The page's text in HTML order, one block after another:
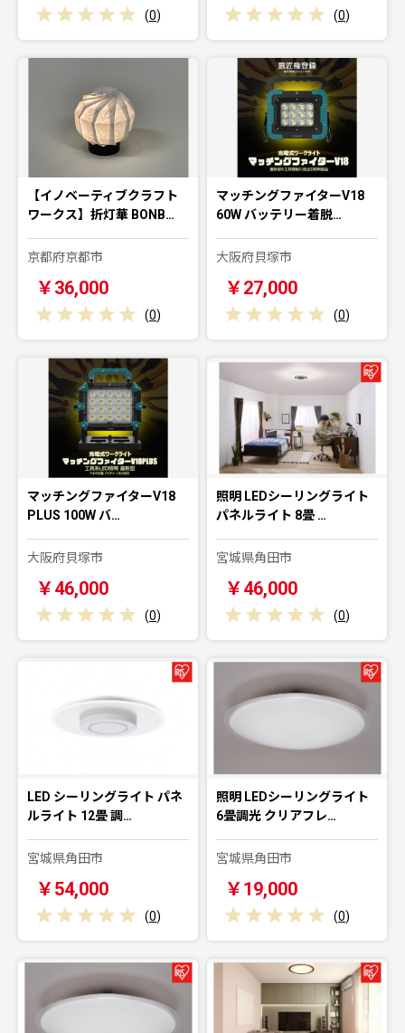
(0) (0)
【イノベーティブクラフト
ワークス】折灯華 BONB…
京都府京都市
￥36,000
(0)
マッチングファイターV18
60W バッテリー着脱…
大阪府貝塚市
￥27,000
(0)
マッチングファイターV18
PLUS 100W バ…
大阪府貝塚市
￥46,000
(0)
照明 LEDシーリングライト
パネルライト 8畳 …
宮城県角田市
￥46,000
(0)
LED シーリングライト パネ
ルライト 12畳 調…
宮城県角田市
￥54,000
(0)
照明 LEDシーリングライト
6畳調光 クリアフレ…
宮城県角田市
￥19,000
(0)